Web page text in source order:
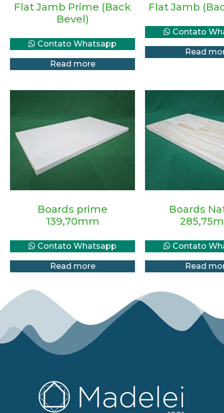
Flat Jamb Prime (Back
Bevel)
Contato Whatsapp
Read more
Flat Jamb
Contato
Read
Boards prime
139,70mm
Contato Whatsapp
Read more
Boards
Contato
Read